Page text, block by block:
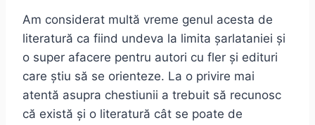
Am considerat multă vreme genul acesta de
literatură ca fiind undeva la limita șarlataniei și
o super afacere pentru autori cu fler și edituri
care știu să se orienteze. La o privire mai
atentă asupra chestiunii a trebuit să recunosc
că există și o literatură cât se poate de